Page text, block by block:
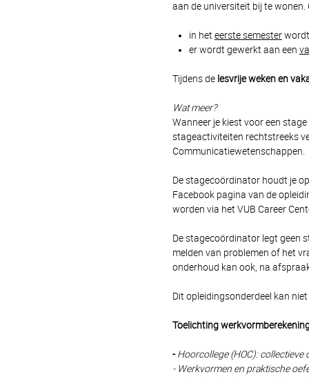
aan de universiteit bij te wonen.
in het eerste semester
er wordt gewerkt aan een
Tijdens de lesvrije weken en
Wat meer?
Wanneer je kiest voor een
stageactiviteiten rechtstreeks
Communicatiewetenschappen.
De stagecoördinator houdt je
Facebook pagina van de
worden via het VUB Career
De stagecoördinator legt geen
melden van problemen of het
onderhoud kan ook, na
Dit opleidingsonderdeel kan
Toelichting
-Hoorcollege (HOC):
- Werkvormen en praktische